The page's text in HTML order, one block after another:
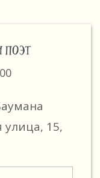
улица, 15,